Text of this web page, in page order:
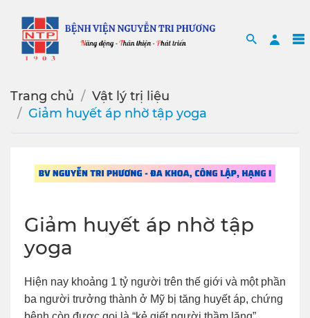
Search
Trang chủ
Vật lý trị liệu
Giảm huyết áp nhờ tập yoga
Giảm huyết áp nhờ tập
yoga
Hiện nay khoảng 1 tỷ người trên thế giới và một phần
ba người trưởng thành ở Mỹ bị tăng huyết áp, chứng